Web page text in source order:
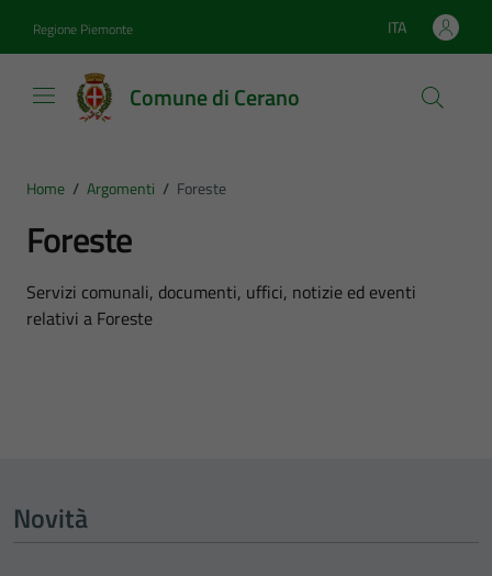
Regione Piemonte Lingua attiva:
ITA
Comune di Cerano
Home / Argomenti / Foreste
Foreste
Dettagli dell'argomento
Servizi comunali, documenti, uffici, notizie ed eventi
relativi a Foreste
Novità